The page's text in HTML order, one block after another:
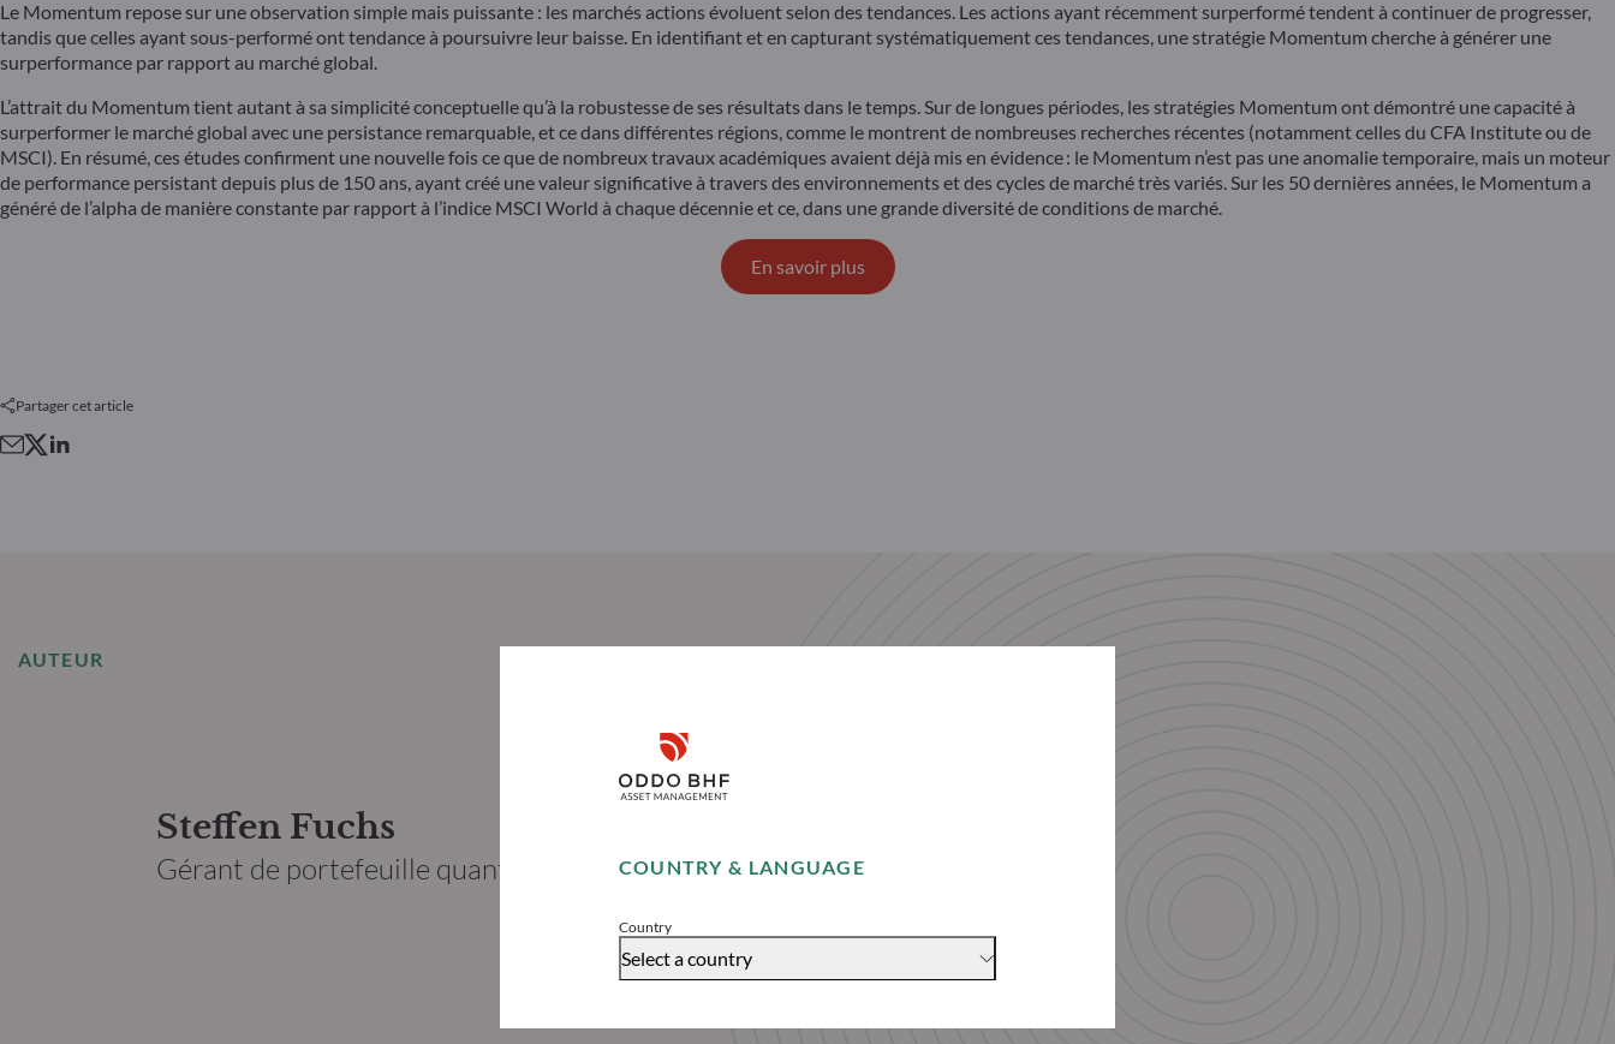
COUNTRY & LANGUAGE
Country
Select a country
Disclaimer
Accept
Le Momentum repose sur une observation simple mais puissante : les marchés actions évoluent selon des tendances. Les actions ayant récemment surperformé tendent à continuer de progresser,
tandis que celles ayant sous-performé ont tendance à poursuivre leur baisse. En identifiant et en capturant systématiquement ces tendances, une stratégie Momentum cherche à générer une
surperformance par rapport au marché global.
L’attrait du Momentum tient autant à sa simplicité conceptuelle qu’à la robustesse de ses résultats dans le temps. Sur de longues périodes, les stratégies Momentum ont démontré une capacité à
surperformer le marché global avec une persistance remarquable, et ce dans différentes régions, comme le montrent de nombreuses recherches récentes (notamment celles du CFA Institute ou de
MSCI). En résumé, ces études confirment une nouvelle fois ce que de nombreux travaux académiques avaient déjà mis en évidence : le Momentum n’est pas une anomalie temporaire, mais un moteur
de performance persistant depuis plus de 150 ans, ayant créé une valeur significative à travers des environnements et des cycles de marché très variés. Sur les 50 dernières années, le Momentum a
généré de l’alpha de manière constante par rapport à l’indice MSCI World à chaque décennie et ce, dans une grande diversité de conditions de marché.
En savoir plus
Partager cet article
AUTEUR
Steffen Fuchs
Gérant de portefeuille quantitatif sénior